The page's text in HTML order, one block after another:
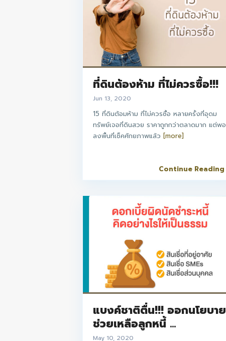
ที่ดินต้องห้าม ที่ไม่ควรซื้อ!!!
Jun 13, 2020
15 ที่ดินต้อมห้าม ที่ไม่ควรซื้อ หลายครั้งที่อุดม
ทรัพย์เจอที่ดินสวย ราคาถูกกว่าตลาดมาก แต่พอ
ลงพื้นที่เช็คศักยภาพแล้ว [more]
Continue Reading
แบงค์ชาติตื่น!!! ออกนโยบาย
ช่วยเหลือลูกหนี้ ...
May 10, 2020